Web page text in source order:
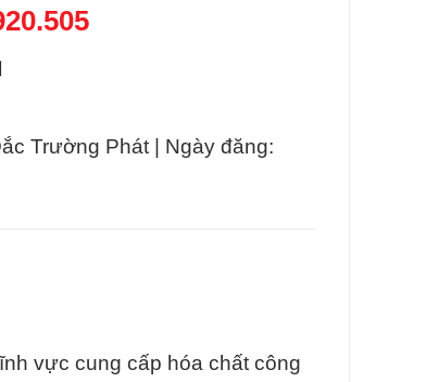
Trường Phát | Ngày đăng:
vực cung cấp hóa chất công